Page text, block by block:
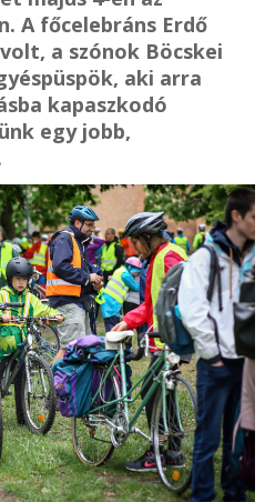
A főcelebráns Erdő
a szónok Böcskei
aki arra
kapaszkodó
egy jobb,